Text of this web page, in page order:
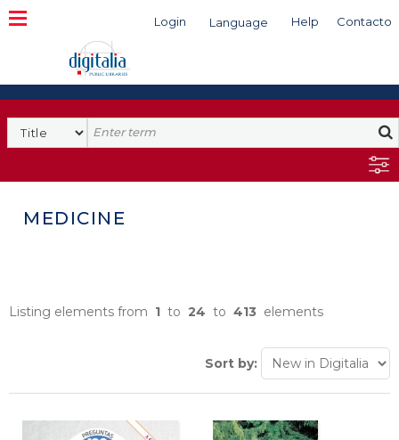
Login Language Help Contacto
Search
MEDICINE
Listing elements from 1 to 24 to 413 elements
Sort by: